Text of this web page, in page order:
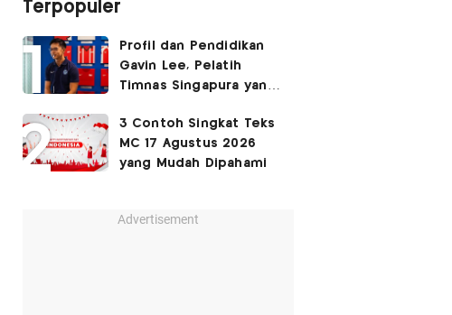
Terpopuler
Profil dan Pendidikan
Gavin Lee, Pelatih
Timnas Singapura yang
2026
3 Contoh Singkat Teks
MC 17 Agustus 2026
yang Mudah Dipahami
Advertisement